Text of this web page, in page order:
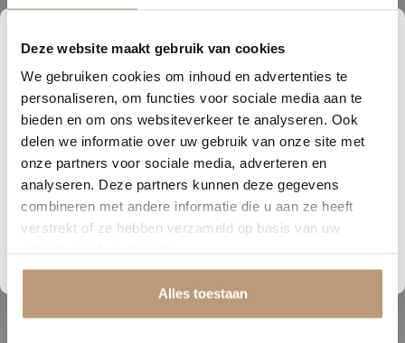
1
DAGEN
07
UREN
58
MINUTEN
51
SECONDEN
Nu tijdelijk 10% korting op
jouw vloer
Vraag snel een offerte aan en bespaar direct.
Bekijk plak PVC vloeren
Deze website maakt gebruik van cookies
We gebruiken cookies om inhoud en advertenties te
personaliseren, om functies voor sociale media aan te
bieden en om ons websiteverkeer te analyseren. Ook
delen we informatie over uw gebruik van onze site met
onze partners voor sociale media, adverteren en
analyseren. Deze partners kunnen deze gegevens
combineren met andere informatie die u aan ze heeft
verstrekt of ze hebben verzameld op basis van uw
Alles toestaan
Dankzij desubtiele micro-bevel 4V groef
slijtvaste toplaag van 0,40 mm
tegen dagelijks gebruik en maakt de vloer ideaal voor woonruimtes.
De praktische click-variantzorgt ervoor dat de vloer eenvoudig en
snel te plaatsen is, zonder lijm. Perfect voor iedereen die zelf aan de
slag wil of een snelle renovatie wenst.
Een duurzame, stijlvolle en onderhoudsvriendelijke keuze die jouw
interieur een warme en natuurlijke basis geeft.
Gerelateerde producten